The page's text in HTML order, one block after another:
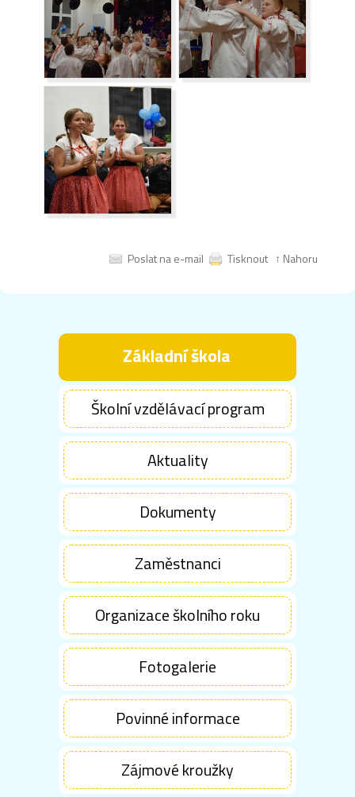
Poslat na e-mail Tisknout ↑ Nahoru
Základní škola
Školní vzdělávací program
Aktuality
Dokumenty
Zaměstnanci
Organizace školního roku
Fotogalerie
Povinné informace
Zájmové kroužky